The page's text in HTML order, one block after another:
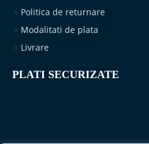
Politica de returnare
Modalitati de plata
Livrare
PLATI SECURIZATE